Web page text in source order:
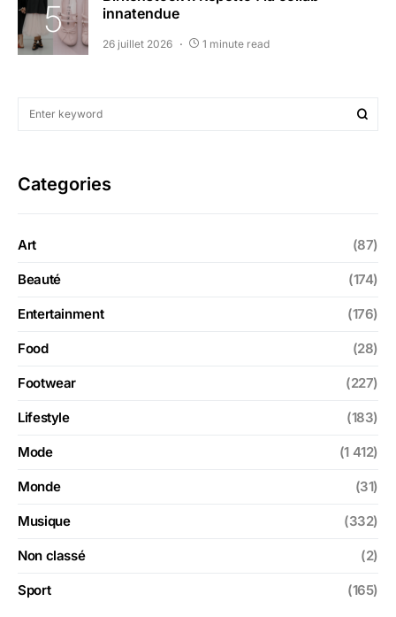
innatendue
26 juillet 2026 1 minute read
Categories
Art (87)
Beauté (174)
Entertainment (176)
Food (28)
Footwear (227)
Lifestyle (183)
Mode (1 412)
Monde (31)
Musique (332)
Non classé (2)
Sport (165)